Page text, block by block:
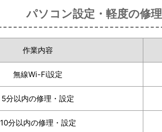
パソコン設定・軽度の修理
作業内容
無線Wi-Fi設定
5分以内の修理・設定
10分以内の修理・設定